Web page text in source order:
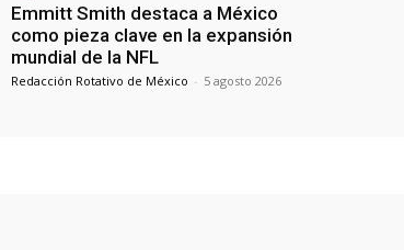
Emmitt Smith destaca a México
como pieza clave en la expansión
mundial de la NFL
Redacción Rotativo de México - 5 agosto 2026